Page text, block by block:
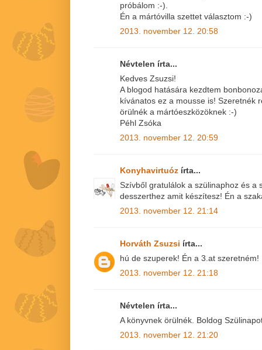
próbálom :-).
Én a mártóvilla szettet választom :-)
2013. november 12. 20:58
Névtelen írta...
Kedves Zsuzsi!
A blogod hatására kezdtem
kívánatos ez a mousse is! Szeretnék
örülnék a mártóeszközöknek :-)
Péhl Zsóka
2013. november 12. 20:59
Konyhavirtuóz írta...
Szívből gratulálok a szülinaphoz és a
desszerthez amit készítesz! Én a
2013. november 12. 21:14
Horváth Zsuzsi írta...
hú de szuperek! Én a 3.at szeretném!
2013. november 12. 21:18
Névtelen írta...
A könyvnek örülnék. Boldog
2013. november 12. 21:20